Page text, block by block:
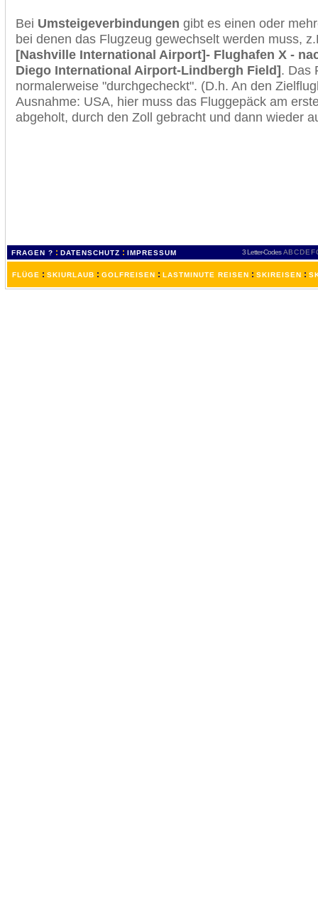
Bei Umsteigeverbindungen gibt es einen oder
bei denen das Flugzeug gewechselt werden muss,
[Nashville International Airport]- Flughafen X -
Diego International Airport-Lindbergh Field]. Das
normalerweise "durchgecheckt". (D.h. An den
Ausnahme: USA, hier muss das Fluggepäck am
abgeholt, durch den Zoll gebracht und dann wieder
FRAGEN ? : DATENSCHUTZ : IMPRESSUM 3 Letter-Codes ABCDEF
FLÜGE : SKIURLAUB : GOLFREISEN : LASTMINUTE REISEN : SKIREISEN :